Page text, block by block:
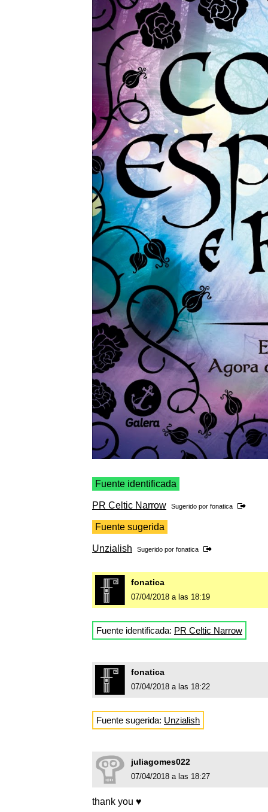
Fuente identificada
PR Celtic Narrow Sugerido por fonatica
Fuente sugerida
Unzialish Sugerido por fonatica
fonatica
07/04/2018 a las 18:19
Fuente identificada: PR Celtic Narrow
fonatica
07/04/2018 a las 18:22
Fuente sugerida: Unzialish
juliagomes022
07/04/2018 a las 18:27
thank you ♥